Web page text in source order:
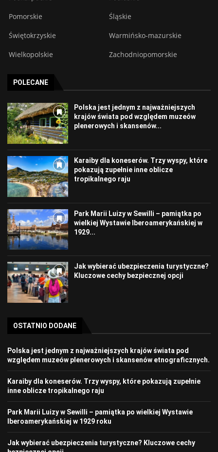
Pomorskie Śląskie
Świętokrzyskie Warmińsko-mazurskie
Wielkopolskie Zachodniopomorskie
POLECANE
Polska jest jednym z najważniejszych
krajów świata pod względem muzeów
plenerowych i skansenów...
Karaiby dla koneserów. Trzy wyspy, które
pokazują zupełnie inne oblicze
tropikalnego raju
Park Marii Luizy w Sewilli – pamiątka po
wielkiej Wystawie Iberoamerykańskiej w
1929...
Jak wybierać ubezpieczenia turystyczne?
Kluczowe cechy bezpiecznej opcji
OSTATNIO DODANE
Polska jest jednym z najważniejszych krajów świata pod
względem muzeów plenerowych i skansenów etnograficznych.
Karaiby dla koneserów. Trzy wyspy, które pokazują zupełnie
inne oblicze tropikalnego raju
Park Marii Luizy w Sewilli – pamiątka po wielkiej Wystawie
Iberoamerykańskiej w 1929 roku
Jak wybierać ubezpieczenia turystyczne? Kluczowe cechy